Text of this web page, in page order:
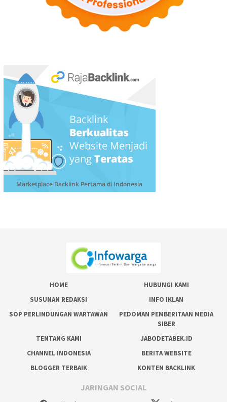
HOME
HUBUNGI KAMI
SUSUNAN REDAKSI
INFO IKLAN
SOP PERLINDUNGAN WARTAWAN
PEDOMAN PEMBERITAAN MEDIA
SIBER
TENTANG KAMI
JABODETABEK.ID
CHANNEL INDONESIA
BERITA WEBSITE
BLOGGER TERBAIK
KONTEN BACKLINK
JARINGAN SOCIAL